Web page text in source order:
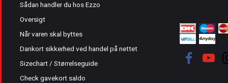
Sådan handler du hos Ezzo
Oversigt
Når varen skal byttes
Dankort sikkerhed ved handel på nettet
Sizechart / Størrelseguide
Check gavekort saldo